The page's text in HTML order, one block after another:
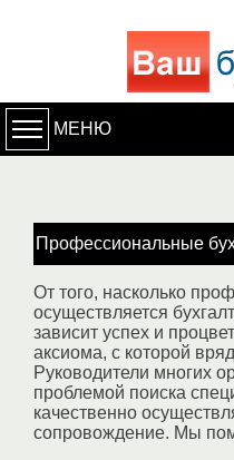
МЕНЮ
Профессиональные
От того, насколько
осуществляется
зависит успех и
аксиома, с которой
Руководители многих
проблемой поиска
качественно
сопровождение. Мы